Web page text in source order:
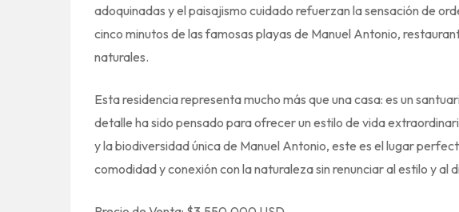
adoquinadas y el paisajismo cuidado refuerzan la sensación de
cinco minutos de las famosas playas de Manuel Antonio,
naturales.
Esta residencia representa mucho más que una casa: es un
detalle ha sido pensado para ofrecer un estilo de vida
y la biodiversidad única de Manuel Antonio, este es el lugar
comodidad y conexión con la naturaleza sin renunciar al estilo y al